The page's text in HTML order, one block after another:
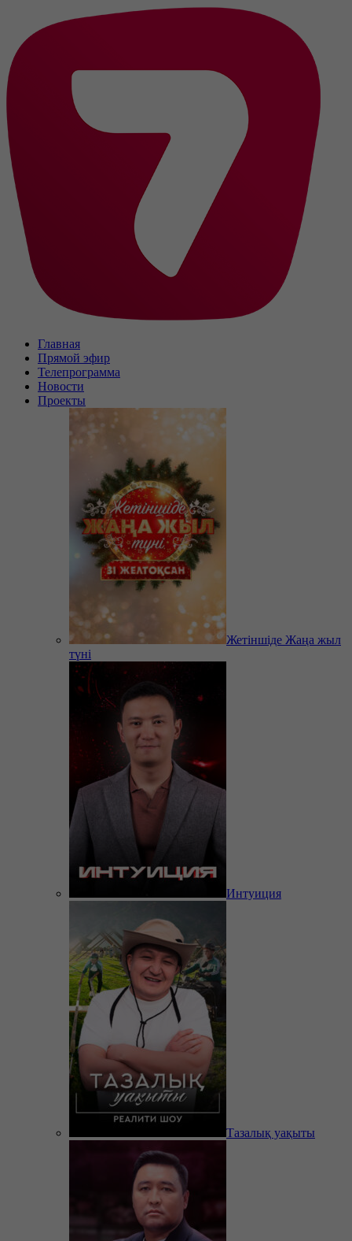
Главная
Прямой эфир
Телепрограмма
Новости
Проекты
Жетіншіде Жаңа жыл
түні
Интуиция
Тазалық уақыты